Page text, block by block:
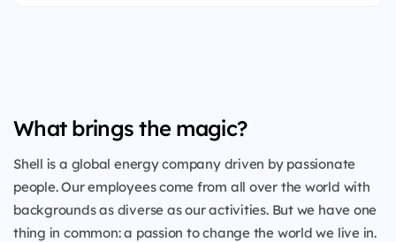
What brings the magic?
Shell is a global energy company driven by passionate
people. Our employees come from all over the world with
backgrounds as diverse as our activities. But we have one
thing in common: a passion to change the world we live in.